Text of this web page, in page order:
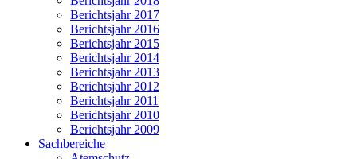
Berichtsjahr 2017
Berichtsjahr 2016
Berichtsjahr 2015
Berichtsjahr 2014
Berichtsjahr 2013
Berichtsjahr 2012
Berichtsjahr 2011
Berichtsjahr 2010
Berichtsjahr 2009
Sachbereiche